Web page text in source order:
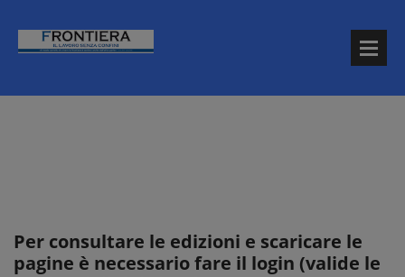
Per consultare le edizioni e scaricare le
pagine è necessario fare il login (valide le